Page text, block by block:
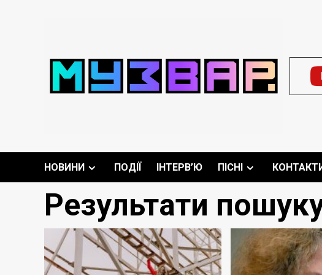
НОВИНИ ПОДІЇ ІНТЕРВ’Ю ПІСНІ
Результати